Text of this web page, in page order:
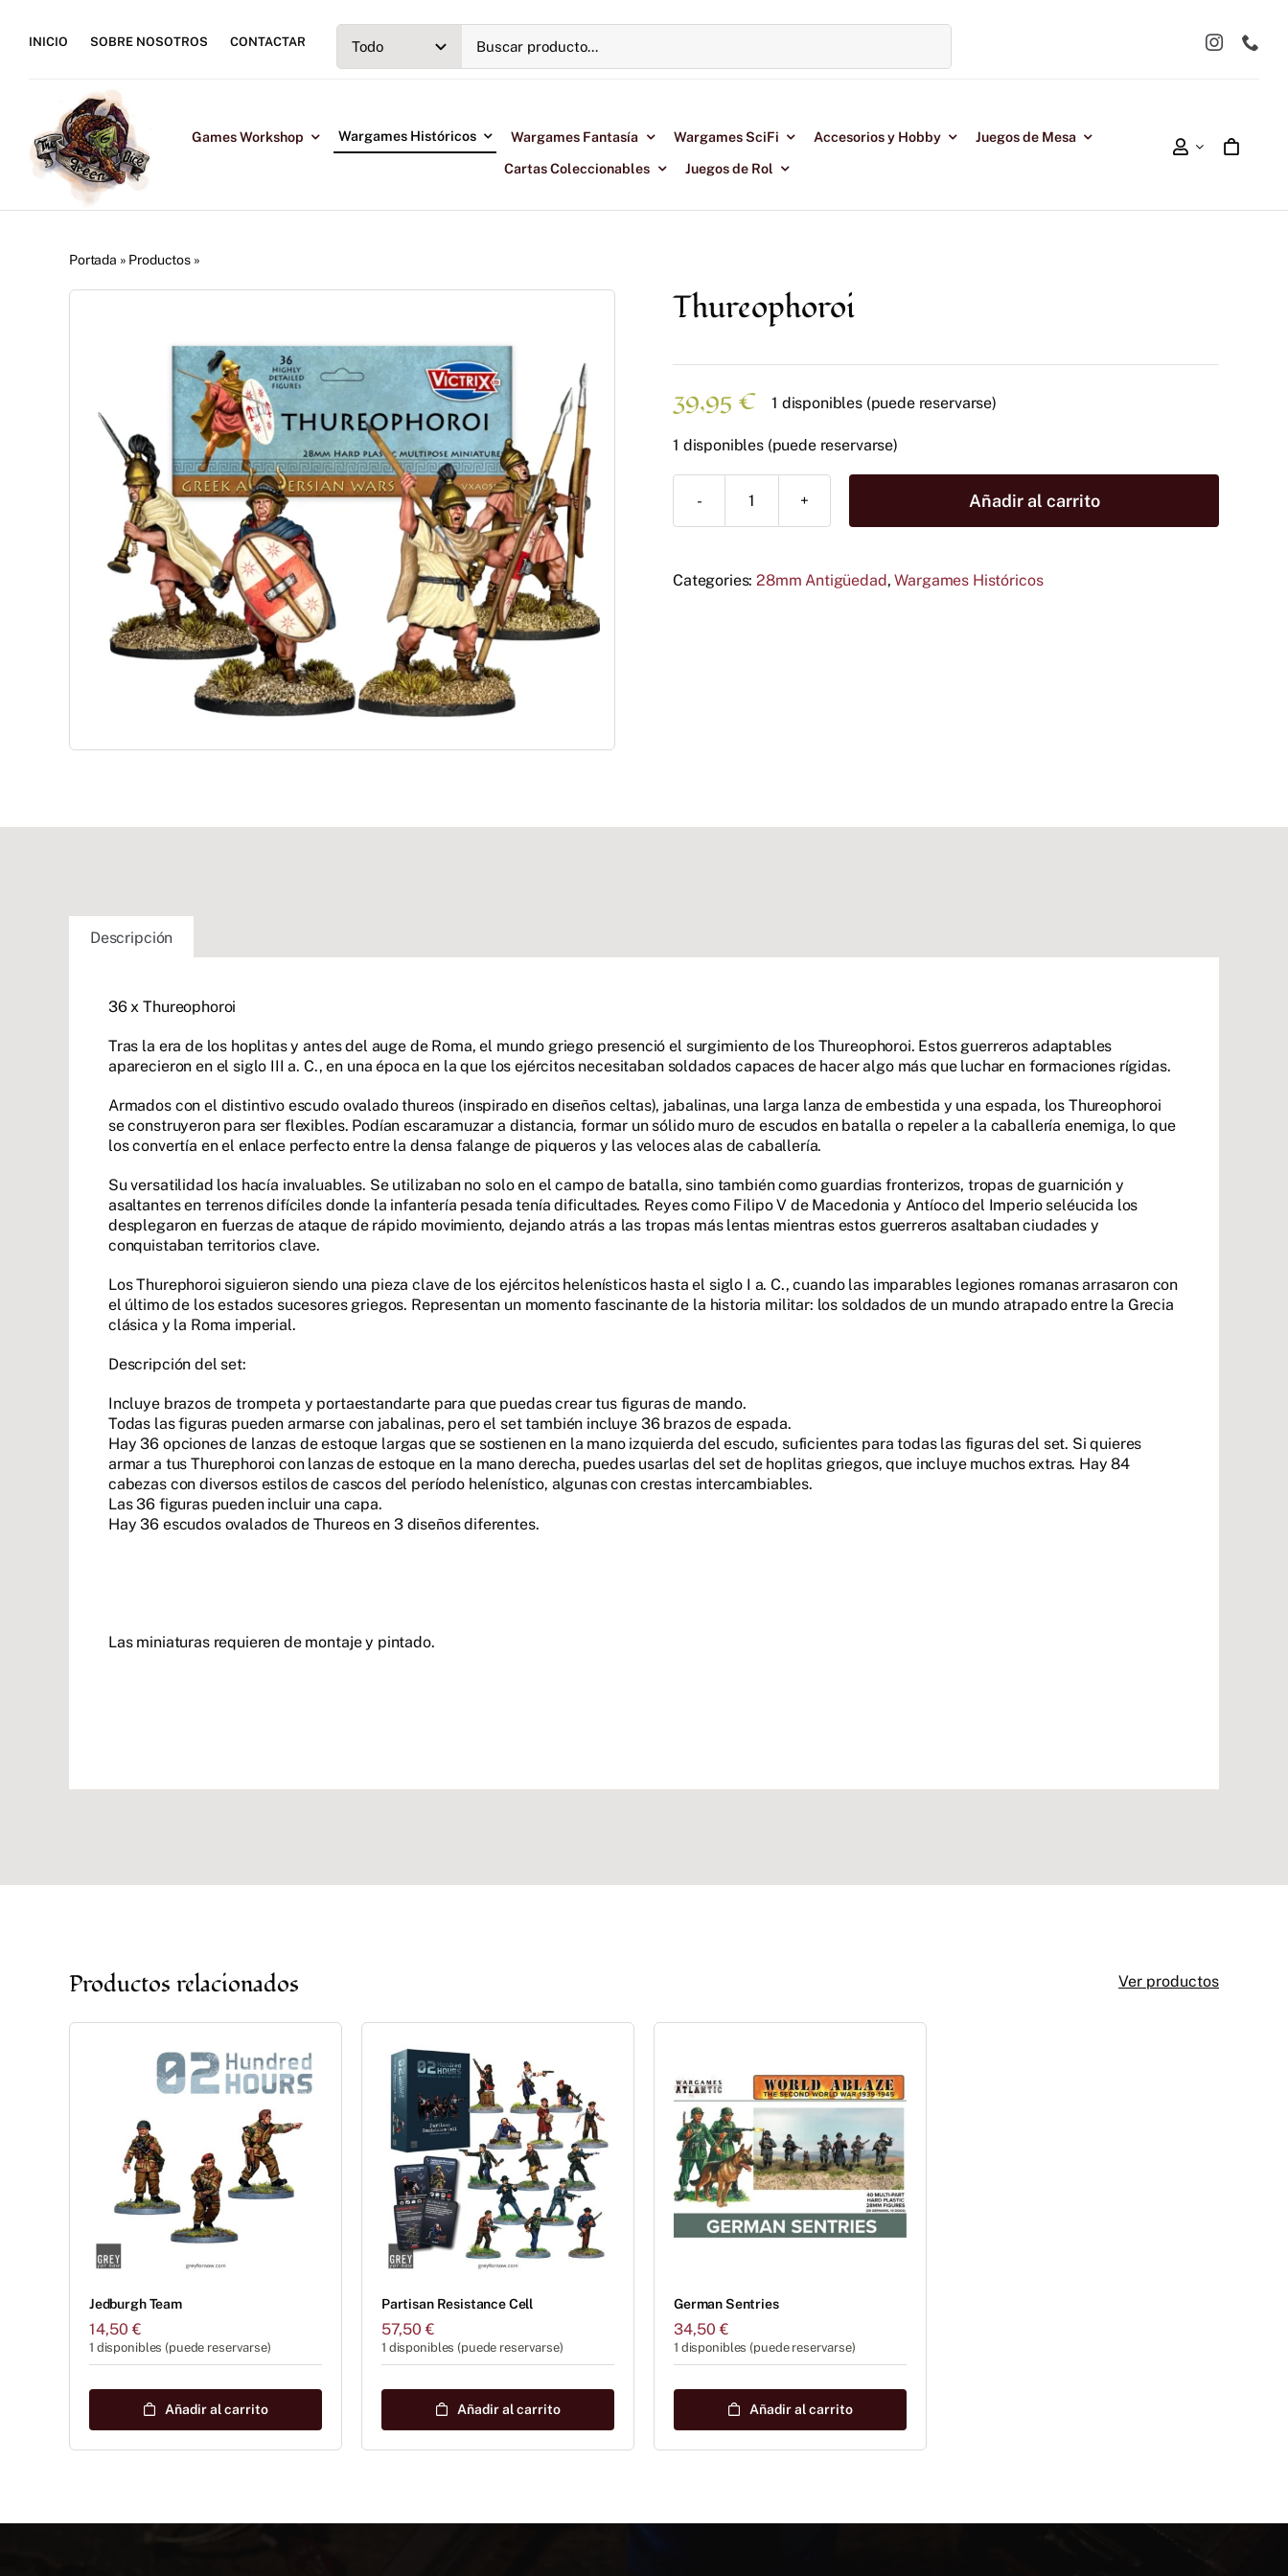
contenido
INICIO SOBRE NOSOTROS CONTACTAR
Games Workshop Wargames Históricos Wargames Fantasía Wargames SciFi Accesorios y Hobby
Juegos de Mesa
Cartas Coleccionables
Juegos de Rol
Portada » Productos»
Thureophoroi
39,95 € 1 disponibles (puede reservarse)
1 disponibles (puede reservarse)
Thureophoroi
cantidad
Añadir al carrito
Categories:28mm Antigüedad,Wargames Históricos
Descripción
36 x Thureophoroi
Tras la era de los hoplitas y antes del auge de Roma, el mundo griego presenció el surgimiento de los Thureophoroi. Estos guerreros adaptables
aparecieron en el siglo III a. C., en una época en la que los ejércitos necesitaban soldados capaces de hacer algo más que luchar en formaciones rígidas.
Armados con el distintivo escudo ovalado thureos (inspirado en diseños celtas), jabalinas, una larga lanza de embestida y una espada, los Thureophoroi
se construyeron para ser flexibles. Podían escaramuzar a distancia, formar un sólido muro de escudos en batalla o repeler a la caballería enemiga, lo que
los convertía en el enlace perfecto entre la densa falange de piqueros y las veloces alas de caballería.
Su versatilidad los hacía invaluables. Se utilizaban no solo en el campo de batalla, sino también como guardias fronterizos, tropas de guarnición y
asaltantes en terrenos difíciles donde la infantería pesada tenía dificultades. Reyes como Filipo V de Macedonia y Antíoco del Imperio seléucida los
desplegaron en fuerzas de ataque de rápido movimiento, dejando atrás a las tropas más lentas mientras estos guerreros asaltaban ciudades y
conquistaban territorios clave.
Los Thurephoroi siguieron siendo una pieza clave de los ejércitos helenísticos hasta el siglo I a. C., cuando las imparables legiones romanas arrasaron con
el último de los estados sucesores griegos. Representan un momento fascinante de la historia militar: los soldados de un mundo atrapado entre la Grecia
clásica y la Roma imperial.
Descripción del set:
Incluye brazos de trompeta y portaestandarte para que puedas crear tus figuras de mando.
Todas las figuras pueden armarse con jabalinas, pero el set también incluye 36 brazos de espada.
Hay 36 opciones de lanzas de estoque largas que se sostienen en la mano izquierda del escudo, suficientes para todas las figuras del set. Si quieres
armar a tus Thurephoroi con lanzas de estoque en la mano derecha, puedes usarlas del set de hoplitas griegos, que incluye muchos extras. Hay 84
cabezas con diversos estilos de cascos del período helenístico, algunas con crestas intercambiables.
Las 36 figuras pueden incluir una capa.
Hay 36 escudos ovalados de Thureos en 3 diseños diferentes.
Las miniaturas requieren de montaje y pintado.
Productos relacionados Ver productos
Jedburgh Team
14,50€
1 disponibles (puede reservarse)
Añadir al carrito
Partisan Resistance Cell
57,50€
1 disponibles (puede reservarse)
Añadir al carrito
German Sentries
34,50€
1 disponibles (puede reservarse)
Añadir al carrito